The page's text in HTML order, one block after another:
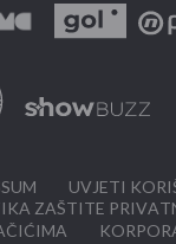
UVJETI
ZAŠTITE